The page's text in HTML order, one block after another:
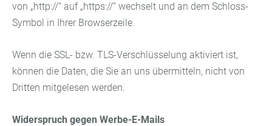
von „http://“ auf „https://“ wechselt und an dem Schloss-
Symbol in Ihrer Browserzeile.
Wenn die SSL- bzw. TLS-Verschlüsselung aktiviert ist,
können die Daten, die Sie an uns übermitteln, nicht von
Dritten mitgelesen werden.
Widerspruch gegen Werbe-E-Mails